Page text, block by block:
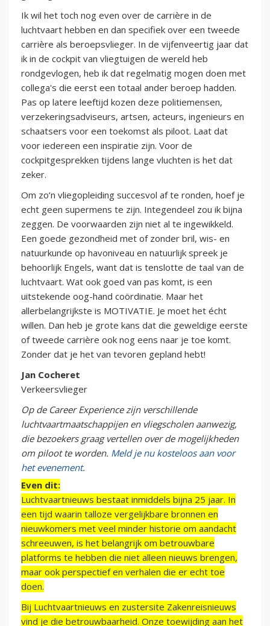
Ik wil het toch nog even over de carrière in de
luchtvaart hebben en dan specifiek over een tweede
carrière als beroepsvlieger. In de vijfenveertig jaar dat
ik in de cockpit van vliegtuigen de wereld heb
rondgevlogen, heb ik dat regelmatig mogen doen met
collega's die eerst een totaal ander beroep hadden.
Pas op latere leeftijd kozen deze politiemensen,
verzekeringsadviseurs, artsen, acteurs, ingenieurs en
schaatsers voor een toekomst als piloot. Laat dat
voor iedereen een inspiratie zijn. Voor de
cockpitgesprekken tijdens lange vluchten is het dat
zeker.
Om zo’n vliegopleiding succesvol af te ronden, hoef je
echt geen supermens te zijn. Integendeel zou ik bijna
zeggen. De voorwaarden zijn niet al te ingewikkeld.
Een goede gezondheid met of zonder bril, wis- en
natuurkunde op havoniveau en natuurlijk spreek je
behoorlijk Engels, want dat is tenslotte de taal van de
luchtvaart. Wat ook goed van pas komt, is een
uitstekende oog-hand coördinatie. Maar het
allerbelangrijkste is MOTIVATIE. Je moet het écht
willen. Dan heb je grote kans dat die geweldige eerste
of tweede carrière ook nog eens naar je toe komt.
Zonder dat je het van tevoren gepland hebt!
Jan Cocheret
Verkeersvlieger
Op de Career Experience zijn verschillende
luchtvaartmaatschappijen en vliegscholen aanwezig,
die bezoekers graag vertellen over de mogelijkheden
om piloot te worden. Meld je nu kosteloos aan voor
het evenement.
Even dit:
Luchtvaartnieuws bestaat inmiddels bijna 25 jaar. In
een tijd waarin talloze vergelijkbare bronnen en
nieuwkomers met veel minder historie om aandacht
schreeuwen, is het belangrijk om betrouwbare
platforms te hebben die niet alleen nieuws brengen,
maar ook perspectief en verhalen die er echt toe
doen.
Bij Luchtvaartnieuws en zustersite Zakenreisnieuws
vind je die betrouwbaarheid. Onze toewijding aan het